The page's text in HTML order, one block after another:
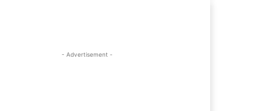
- Advertisement -